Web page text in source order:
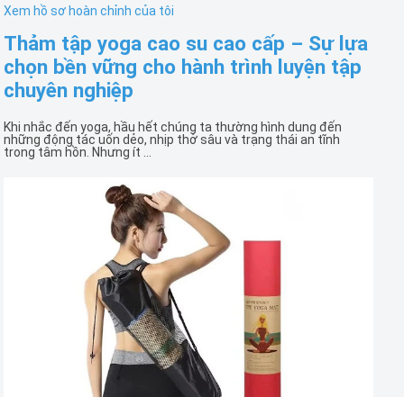
Xem hồ sơ hoàn chỉnh của tôi
Thảm tập yoga cao su cao cấp – Sự lựa
chọn bền vững cho hành trình luyện tập
chuyên nghiệp
Khi nhắc đến yoga, hầu hết chúng ta thường hình dung đến
những động tác uốn dẻo, nhịp thở sâu và trạng thái an tĩnh
trong tâm hồn. Nhưng ít ...